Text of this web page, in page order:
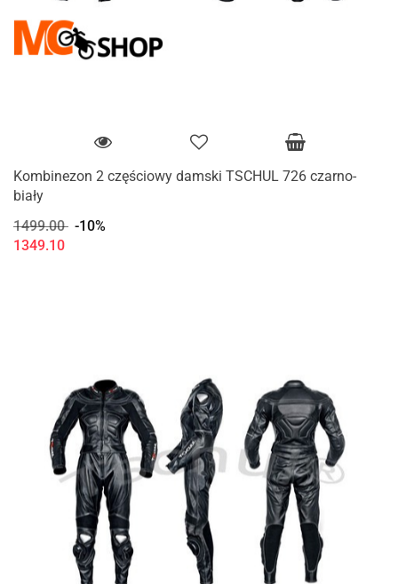
Kombinezon 2 częściowy damski TSCHUL 726 czarno-
biały
1499.00 -10%
1349.10